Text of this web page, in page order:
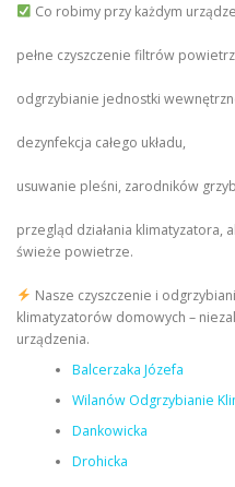
Co robimy przy każdym
pełne czyszczenie filtrów
odgrzybianie jednostki
dezynfekcja całego układu,
usuwanie pleśni, zarodników
przegląd działania klimatyzatora,
świeże powietrze.
Nasze czyszczenie i
klimatyzatorów domowych –
urządzenia.
Balcerzaka Józefa
Wilanów Odgrzybianie
Dankowicka
Drohicka